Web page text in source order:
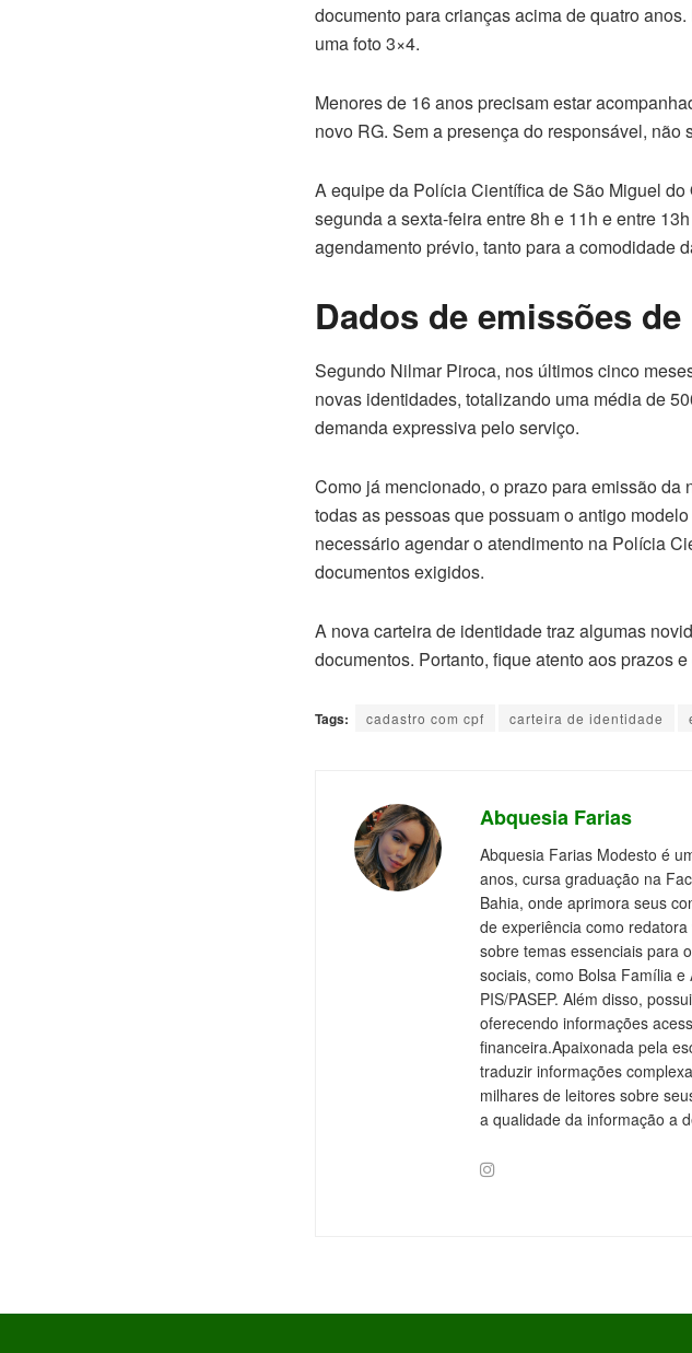
documento para crianças acima de quatro
uma foto 3×4.
Menores de 16 anos precisam estar
novo RG. Sem a presença do responsável,
A equipe da Polícia Científica de São Miguel
segunda a sexta-feira entre 8h e 11h e entre
agendamento prévio, tanto para a comodidade
Dados de emissões
Segundo Nilmar Piroca, nos últimos cinco
novas identidades, totalizando uma média de
demanda expressiva pelo serviço.
Como já mencionado, o prazo para emissão
todas as pessoas que possuam o antigo
necessário agendar o atendimento na Polícia
documentos exigidos.
A nova carteira de identidade traz algumas
documentos. Portanto, fique atento aos prazos
Tags: cadastro com cpf carteira de identidade
Abquesia Farias
Abquesia Farias Modesto é
anos, cursa graduação na
Bahia, onde aprimora seus
de experiência como
sobre temas essenciais para
sociais, como Bolsa Família
PIS/PASEP. Além disso,
oferecendo informações
financeira.Apaixonada pela
traduzir informações
milhares de leitores sobre
a qualidade da informação a